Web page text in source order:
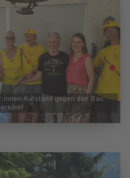
Aufstand gegen den Bau